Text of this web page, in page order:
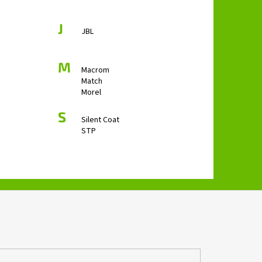
J JBL
M
Macrom
Match
Morel
S
Silent Coat
STP